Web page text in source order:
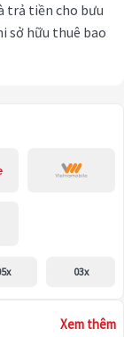
trả tiền cho bưu
sở hữu thuê bao
03x
Xem thêm